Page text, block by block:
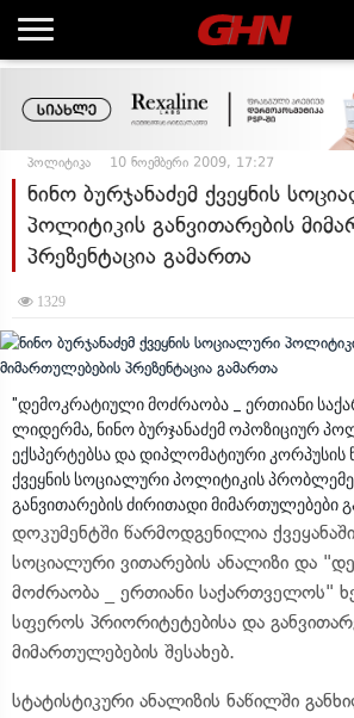
პოლიტიკა 10 ნოემბერი 2009, 17:27
ნინო ბურჯანაძემ ქვეყნის
პოლიტიკის განვითარების
პრეზენტაცია გამართა
1329
"დემოკრატიული მოძრაობა _ ერთიანი
ლიდერმა, ნინო ბურჯანაძემ ოპოზიციურ
ექსპერტებსა და დიპლომატიური
ქვეყნის სოციალური პოლიტიკის
განვითარების ძირითადი მიმართულებები
დოკუმენტში წარმოდგენილია
სოციალური ვითარების ანალიზი და
მოძრაობა _ ერთიანი საქართველოს"
სფეროს პრიორიტეტებისა და
მიმართულებების შესახებ.
სტატისტიკური ანალიზის ნაწილში